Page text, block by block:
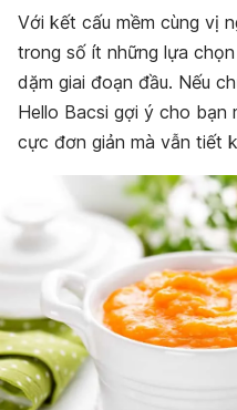
Với kết cấu mềm cùng vị
trong số ít những lựa
dặm giai đoạn đầu. Nếu
Hello Bacsi gợi ý cho
cực đơn giản mà vẫn tiết